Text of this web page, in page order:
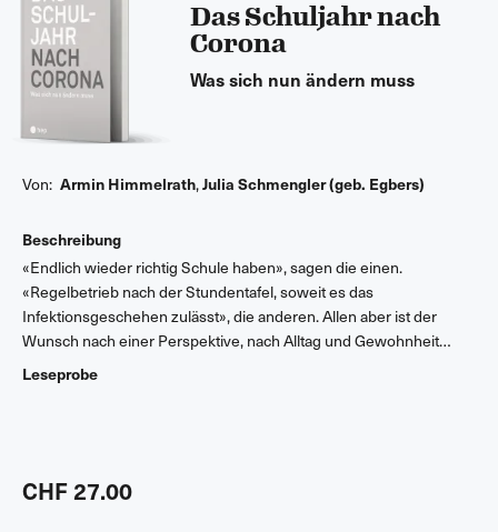
Das Schuljahr nach
Corona
Was sich nun ändern muss
Von: Armin Himmelrath,Julia Schmengler (geb. Egbers)
Beschreibung
«Endlich wieder richtig Schule haben», sagen die einen.
«Regelbetrieb nach der Stundentafel, soweit es das
Infektionsgeschehen zulässt», die anderen. Allen aber ist der
Wunsch nach einer Perspektive, nach Alltag und Gewohnheit
gemein und danach, Schule wieder als berechenbar und
verlässlich zu erleben. Wie weit sind wir davon entfernt? Was
daraus Forderungen für eine gestärkte Schule nach Corona ab.
Leseprobe
CHF 27.00